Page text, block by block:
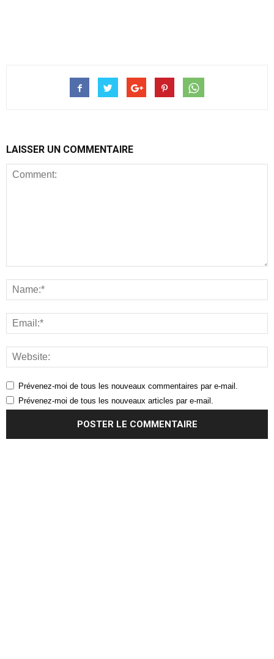
LAISSER UN COMMENTAIRE
Prévenez-moi de tous les nouveaux commentaires par e-mail.
Prévenez-moi de tous les nouveaux articles par e-mail.